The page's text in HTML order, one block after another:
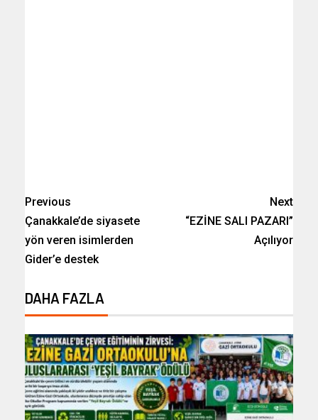
Previous
Çanakkale’de siyasete
yön veren isimlerden
Gider’e destek
Next
“EZİNE SALI PAZARI”
Açılıyor
DAHA FAZLA